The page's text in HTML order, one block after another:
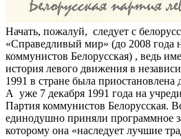
Начать, пожалуй, следует с
«Справедливый мир» (до 2008 года
коммунистов Белорусская) , ведь
история левого движения в
1991 в стране была
А уже 7 декабря 1991 года на
Партия коммунистов Белорусская.
единодушно приняли программное
которому она «наследует лучшие